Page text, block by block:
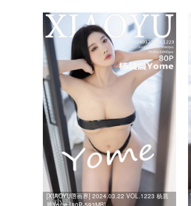
[XIAOYU语画界] 2024.03.22 VOL.1223 杨晨